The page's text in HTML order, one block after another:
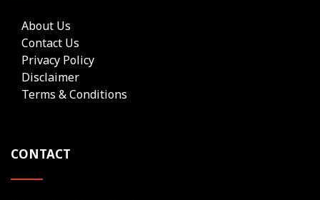
About Us
Contact Us
Privacy Policy
Disclaimer
Terms & Conditions
CONTACT